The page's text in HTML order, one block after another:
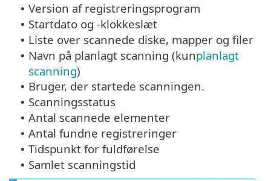
• Version af registreringsprogram
• Startdato og -klokkeslæt
• Liste over scannede diske, mapper og filer
• Navn på planlagt scanning (kunplanlagt
scanning)
• Bruger, der startede scanningen.
• Scanningsstatus
• Antal scannede elementer
• Antal fundne registreringer
• Tidspunkt for fuldførelse
• Samlet scanningstid